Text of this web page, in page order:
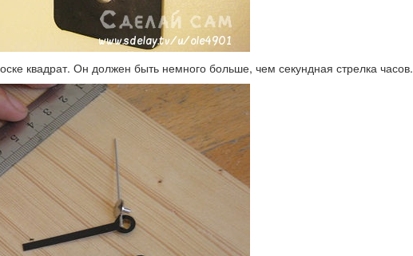
квадрат. Он должен быть немного больше, чем секундная стрелка часов.